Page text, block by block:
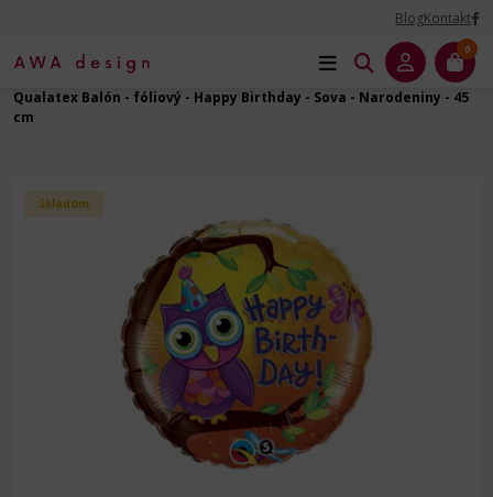
BlogKontakt
0
Balóny na Párty
Qualatex Balón - fóliový - Happy Birthday - Sova - Narodeniny - 45
cm
Skladom